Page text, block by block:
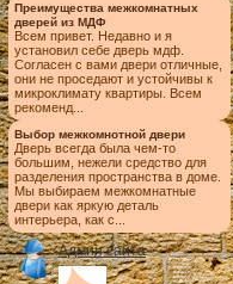
Преимущества межкомнатных
дверей из МДФ
Всем привет. Недавно и я
установил себе дверь мдф.
Согласен с вами двери отличные,
они не проседают и устойчивы к
микроклимату квартиры. Всем
рекоменд...
Выбор межкомнотной двери
Дверь всегда была чем-то
большим, нежели средство для
разделения пространства в доме.
Мы выбираем межкомнатные
двери как яркую деталь
интерьера, как с...
Админ сайта